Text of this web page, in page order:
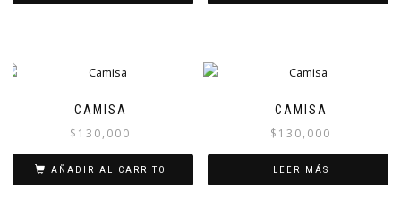
CAMISA
$ 130,000
AÑADIR AL CARRITO
CAMISA
$ 130,000
LEER MÁS